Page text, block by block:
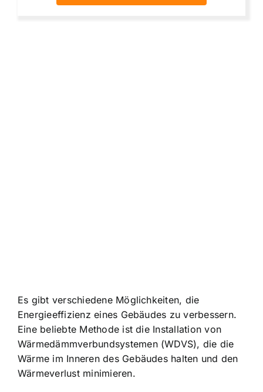
Es gibt verschiedene Möglichkeiten, die
Energieeffizienz eines Gebäudes zu verbessern.
Eine beliebte Methode ist die Installation von
Wärmedämmverbundsystemen (WDVS), die die
Wärme im Inneren des Gebäudes halten und den
Wärmeverlust minimieren.